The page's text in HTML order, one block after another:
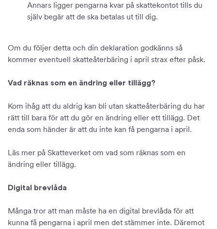
Annars ligger pengarna kvar på skattekontot tills du
själv begär att de ska betalas ut till dig.
Om du följer detta och din deklaration godkänns så
kommer eventuell skatteåterbäring i april strax efter påsk.
Vad räknas som en ändring eller tillägg?
Kom ihåg att du aldrig kan bli utan skatteåterbäring du har
rätt till bara för att du gör en ändring eller ett tillägg. Det
enda som händer är att du inte kan få pengarna i april.
Läs mer på Skatteverket om vad som räknas som en
ändring eller tillägg.
Digital brevlåda
Många tror att man måste ha en digital brevlåda för att
kunna få pengarna i april men det stämmer inte. Däremot